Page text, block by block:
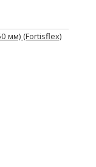
мм) (Fortisflex)